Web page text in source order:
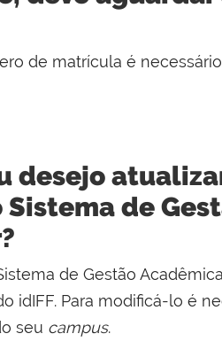
de matrícula é
desejo
de
de Gestão
idIFF. Para modificá-lo é
seu campus.